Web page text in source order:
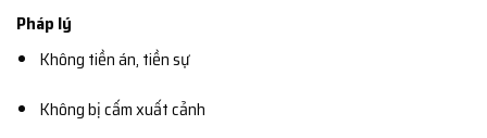
Pháp lý
Không tiền án, tiền sự
Không bị cấm xuất cảnh